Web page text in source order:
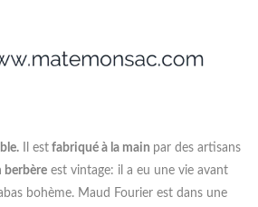
Il est fabriqué à la main par des artisans
berbère est vintage: il a eu une vie avant
bohème. Maud Fourier est dans une